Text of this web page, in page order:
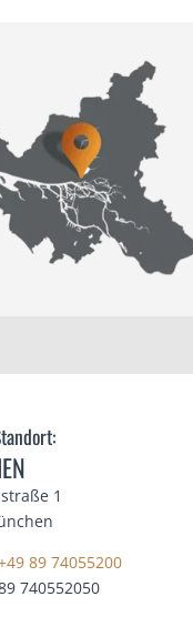
1
89 74055200
740552050